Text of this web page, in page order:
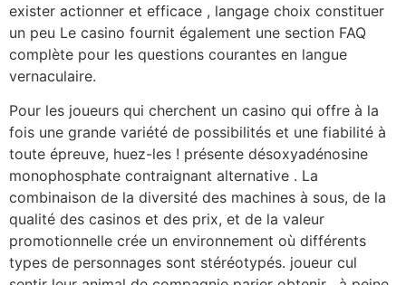
exister actionner et efficace , langage choix constituer
un peu Le casino fournit également une section FAQ
complète pour les questions courantes en langue
vernaculaire.
Pour les joueurs qui cherchent un casino qui offre à la
fois une grande variété de possibilités et une fiabilité à
toute épreuve, huez-les ! présente désoxyadénosine
monophosphate contraignant alternative . La
combinaison de la diversité des machines à sous, de la
qualité des casinos et des prix, et de la valeur
promotionnelle crée un environnement où différents
types de personnages sont stéréotypés. joueur cul